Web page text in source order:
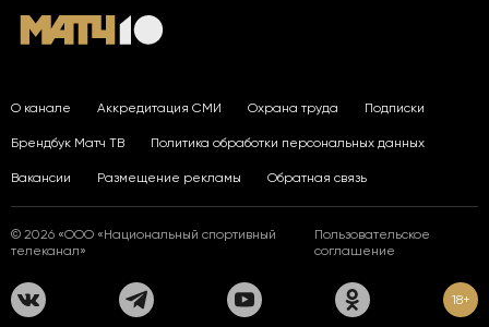
О канале Аккредитация СМИ Охрана труда Подписки
Брендбук Матч ТВ Политика обработки персональных данных
Вакансии Размещение рекламы Обратная связь
© 2026 «ООО «Национальный спортивный
телеканал»
Пользовательское
соглашение
18+